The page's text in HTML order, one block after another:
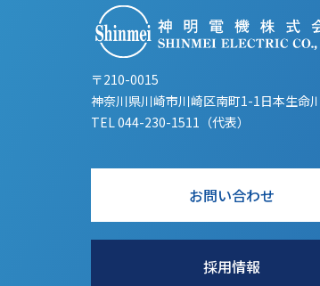
〒210-0015
神奈川県川崎市川崎区南町1-1日本生命
TEL 044-230-1511（代表）
お問い合わせ
採用情報